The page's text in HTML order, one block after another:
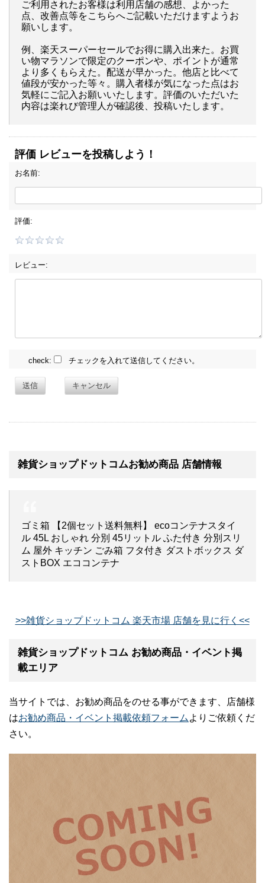
ご利用されたお客様は利用店舗の感想、よかった
点、改善点等をこちらへご記載いただけますようお
願いします。
例、楽天スーパーセールでお得に購入出来た。お買
い物マラソンで限定のクーポンや、ポイントが通常
より多くもらえた。配送が早かった。他店と比べて
値段が安かった等々。購入者様が気になった点はお
気軽にご記入お願いいたします。評価のいただいた
内容は楽れび管理人が確認後、投稿いたします。
評価 レビューを投稿しよう！
お名前:
評価:
レビュー:
check: チェックを入れて送信してください。
送信 キャンセル
雑貨ショップドットコムお勧め商品 店舗情報
ゴミ箱 【2個セット送料無料】 ecoコンテナスタイ
ル 45L おしゃれ 分別 45リットル ふた付き 分別スリ
ム 屋外 キッチン ごみ箱 フタ付き ダストボックス ダ
ストBOX エココンテナ
>>雑貨ショップドットコム 楽天市場 店舗を見に行く<<
雑貨ショップドットコム お勧め商品・イベント掲
載エリア
当サイトでは、お勧め商品をのせる事ができます、店舗様
はお勧め商品・イベント掲載依頼フォーム よりご依頼くだ
さい。